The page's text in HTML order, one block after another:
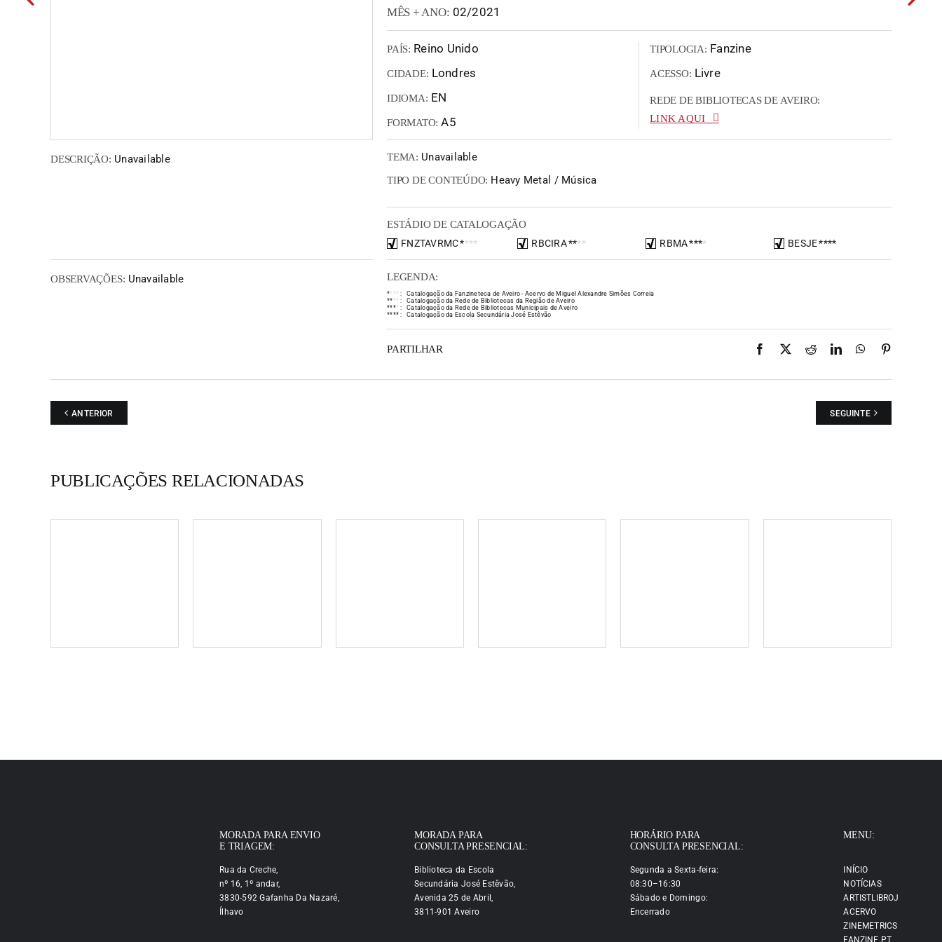
MÊS + ANO: 02/2021
PAÍS: Reino Unido
CIDADE: Londres
IDIOMA: EN
FORMATO: A5
TIPOLOGIA: Fanzine
ACESSO: Livre
REDE DE BIBLIOTECAS DE AVEIRO:
LINK AQUI
DESCRIÇÃO: Unavailable TEMA: Unavailable
TIPO DE CONTEÚDO: Heavy Metal / Música
ESTÁDIO DE CATALOGAÇÃO
FNZTAVRMC**** RBCIRA**** RBMA**** BESJE****
OBSERVAÇÕES: Unavailable LEGENDA:
** * * :
Catalogação da Fanzineteca de Aveiro - Acervo de Miguel Alexandre Simões Correia
** * * :
Catalogação da Rede de Bibliotecas da Região de Aveiro
**** :
Catalogação da Rede de Bibliotecas Municipais de Aveiro
**** : Catalogação da Escola Secundária José Estêvão
PARTILHAR Facebook
X RedditLinkedInWhatsApp
ANTERIOR SEGUINTE
PUBLICAÇÕES RELACIONADAS
MORADA PARA ENVIO
E TRIAGEM:
Rua da Creche,
nº 16, 1º andar,
3830-592 Gafanha Da Nazaré,
Ílhavo
MORADA PARA
CONSULTA PRESENCIAL:
Biblioteca da Escola
Secundária José Estêvão,
Avenida 25 de Abril,
3811-901 Aveiro
HORÁRIO PARA
CONSULTA PRESENCIAL:
Segunda a Sexta-feira:
08:30–16:30
Sábado e Domingo:
Encerrado
MENU:
INÍCIO
NOTÍCIAS
ARTISTLIBROJ
ACERVO
ZINEMETRICS